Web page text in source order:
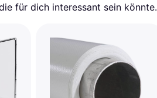
für dich interessant sein könnte.